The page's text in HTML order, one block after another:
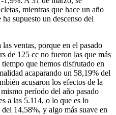
mientras que hace un año
supuesto un descenso del
ventas, porque en el pasado
de 125 cc no fueron las que más
que hemos disfrutado en
acaparando un 58,19% del
acusaron los efectos de la
período del año pasado
a las 5.114, o lo que es lo
14,58%, y algo más suave en